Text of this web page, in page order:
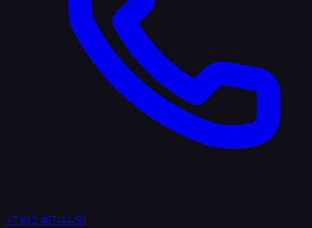
+7 812 467-44-50